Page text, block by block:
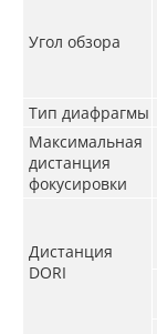
Угол обзора
Тип диафрагмы
Максимальная
дистанция
фокусировки
Дистанция
DORI